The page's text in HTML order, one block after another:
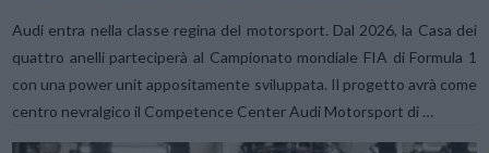
Audi entra nella classe regina del motorsport. Dal 2026, la Casa dei
quattro anelli parteciperà al Campionato mondiale FIA di Formula 1
con una power unit appositamente sviluppata. Il progetto avrà come
centro nevralgico il Competence Center Audi Motorsport di …